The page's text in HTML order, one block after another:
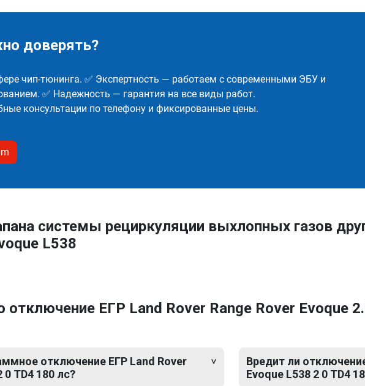
доверять?
чип-тюнинга. ✅ Экспертность — работаем с современными ЭБУ и
✅ Надежность — гарантия на все виды работ.
консультации по телефону и фиксированные цены.
системы рециркуляции выхлопных газов
L538
ЕГР Land Rover Range Rover Evoque
отключение ЕГР Land Rover
0 TD4 180 лс?
Вредит ли
Evoque L538 2 0 TD4